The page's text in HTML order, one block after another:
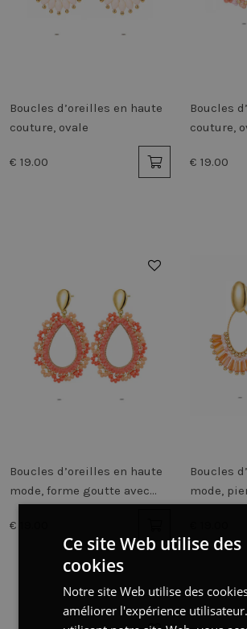
Boucles d’oreilles en haute
couture, ovale
€ 19.00
Boucles
couture,
€ 19.00
Boucles d’oreilles en haute
mode, forme goutte avec
€ 19.00
Boucles
mode,
Ce site Web utilise des
cookies
Notre site Web utilise des
améliorer l'expérience